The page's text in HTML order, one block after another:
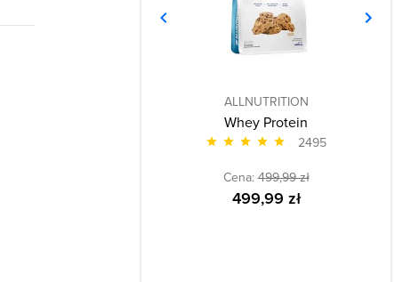
ALLNUTRITION
Whey Protein
2495
Cena:499,99 zł
499,99 zł